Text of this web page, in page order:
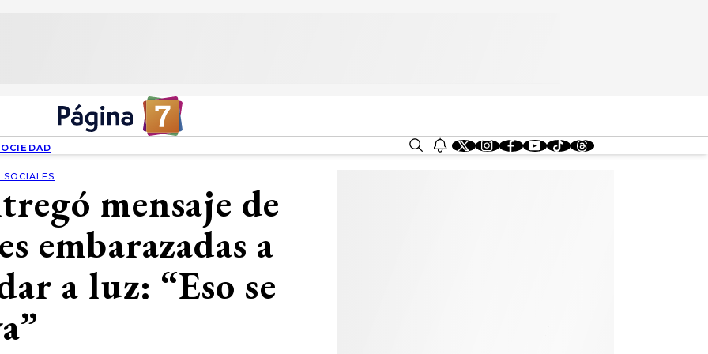
SOCIALES
mensaje de
embarazadas a
a luz: “Eso se